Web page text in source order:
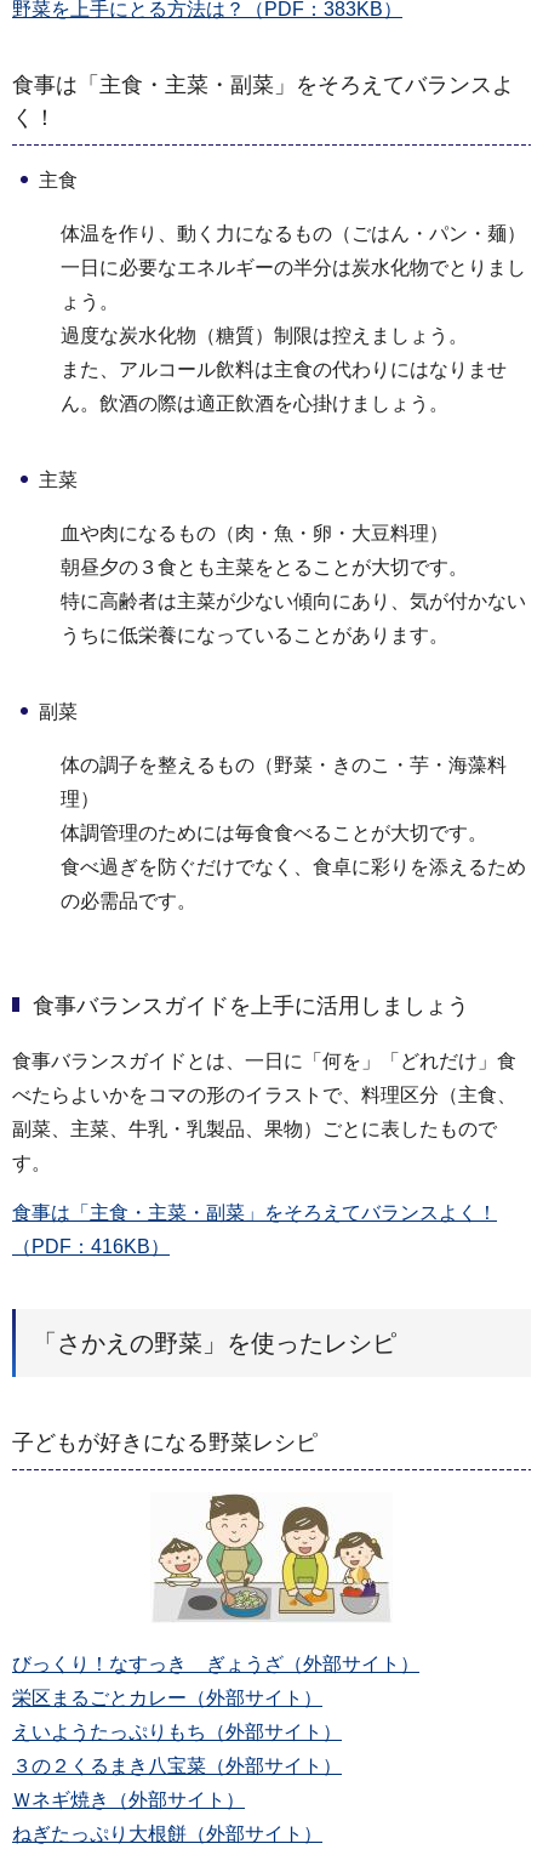
野菜を上手にとる方法は？（PDF：383KB）
食事は「主食・主菜・副菜」をそろえてバランスよ
く！
主食
体温を作り、動く力になるもの（ごはん・パン・麺）
一日に必要なエネルギーの半分は炭水化物でとりまし
ょう。
過度な炭水化物（糖質）制限は控えましょう。
また、アルコール飲料は主食の代わりにはなりませ
ん。飲酒の際は適正飲酒を心掛けましょう。
主菜
血や肉になるもの（肉・魚・卵・大豆料理）
朝昼夕の３食とも主菜をとることが大切です。
特に高齢者は主菜が少ない傾向にあり、気が付かない
うちに低栄養になっていることがあります。
副菜
体の調子を整えるもの（野菜・きのこ・芋・海藻料
理）
体調管理のためには毎食食べることが大切です。
食べ過ぎを防ぐだけでなく、食卓に彩りを添えるため
の必需品です。
食事バランスガイドを上手に活用しましょう
食事バランスガイドとは、一日に「何を」「どれだけ」食
べたらよいかをコマの形のイラストで、料理区分（主食、
副菜、主菜、牛乳・乳製品、果物）ごとに表したもので
す。
食事は「主食・主菜・副菜」をそろえてバランスよく！
（PDF：416KB）
「さかえの野菜」を使ったレシピ
子どもが好きになる野菜レシピ
びっくり！なすっき ぎょうざ（外部サイト）
栄区まるごとカレー（外部サイト）
えいようたっぷりもち（外部サイト）
３の２くるまき八宝菜（外部サイト）
Ｗネギ焼き（外部サイト）
ねぎたっぷり大根餅（外部サイト）